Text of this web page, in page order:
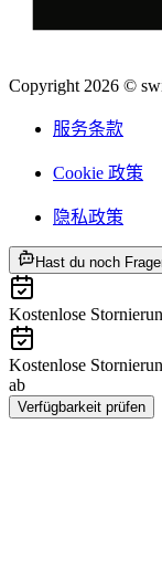
Copyright 2026 ©
服务条款
Cookie 政策
隐私政策
Hast du noch
Kostenlose
Kostenlose
ab
Verfügbarkeit prüfen